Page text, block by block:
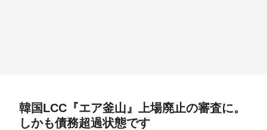
韓国LCC『エア釜山』上場廃止の審査に。
しかも債務超過状態です